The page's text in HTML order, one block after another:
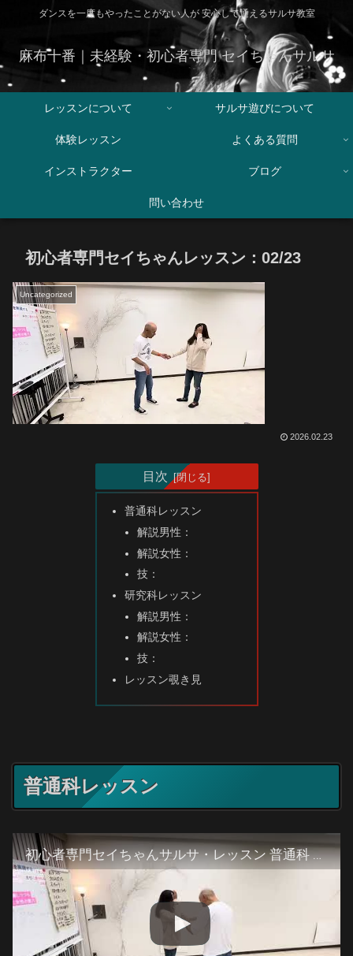
ダンスを一度もやったことがない人が 安心して通えるサルサ教室
麻布十番｜未経験・初心者専門 セイちゃんサルサ
レッスンについて サルサ遊びについて
体験レッスン よくある質問
インストラクター ブログ
問い合わせ
初心者専門セイちゃんレッスン：02/23
Uncategorized
2026.02.23
目次
普通科レッスン
解説男性：
解説女性：
技：
研究科レッスン
解説男性：
解説女性：
技：
レッスン覗き見
普通科レッスン
初心者専門セイちゃんサルサ・レッスン 普通科 2026/02/23